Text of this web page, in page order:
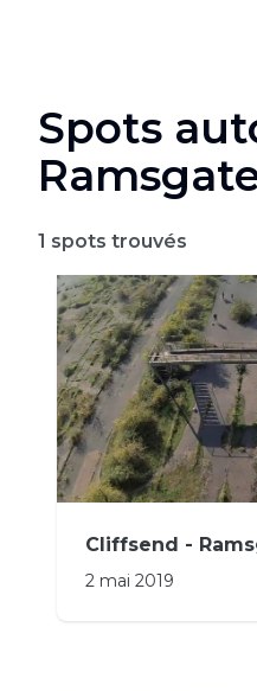
Spots
1 spots trouvés
Cliffsend -
2 mai 2019